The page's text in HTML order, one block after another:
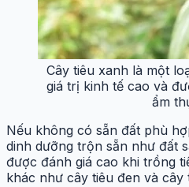
Cây tiêu xanh là một
giá trị kinh tế cao và
ẩm
Nếu không có sẵn đất phù
dinh dưỡng trộn sẵn như đất
được đánh giá cao khi trồng
khác như cây tiêu đen và cây